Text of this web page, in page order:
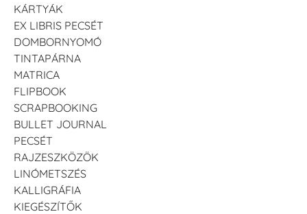
KÁRTYÁK
EX LIBRIS PECSÉT
DOMBORNYOMÓ
TINTAPÁRNA
MATRICA
FLIPBOOK
SCRAPBOOKING
BULLET JOURNAL
PECSÉT
RAJZESZKÖZÖK
LINÓMETSZÉS
KALLIGRÁFIA
KIEGÉSZÍTŐK